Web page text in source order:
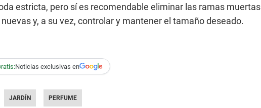
estricta, pero sí es recomendable eliminar las ramas muertas
y, a su vez, controlar y mantener el tamaño deseado.
Noticias exclusivas en
JARDÍN PERFUME